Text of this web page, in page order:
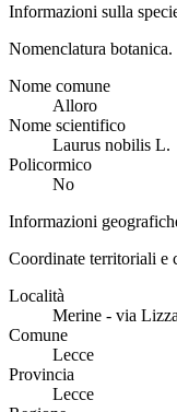
Informazioni sulla
Nomenclatura botanica.
Nome comune
Alloro
Nome scientifico
Laurus nobilis L.
Policormico
No
Informazioni
Coordinate territoriali e
Località
Merine - via
Comune
Lecce
Provincia
Lecce